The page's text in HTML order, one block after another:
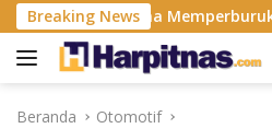
Langsung
ke
konten
Breaking News
Berencana Memperburuk
Beranda Otomotif